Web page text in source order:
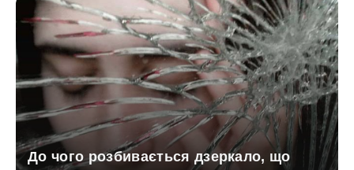
До чого розбивається дзеркало, що